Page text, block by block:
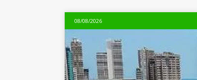
08/08/2026